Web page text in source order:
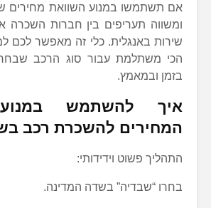
אם תשתמשו במנוע השוואת מחירים
ומשווה תעריפים בין חברות השכרה
שירות באנגלית. כלי זה מאפשר לכם
הכי משתלמת עבור סוג הרכב
בזמן ובמאמץ.
איך להשתמש
המחירים להשכרת רכב
התהליך פשוט וידידותי:
בחרו “שבדיה” בשדה המדינה.